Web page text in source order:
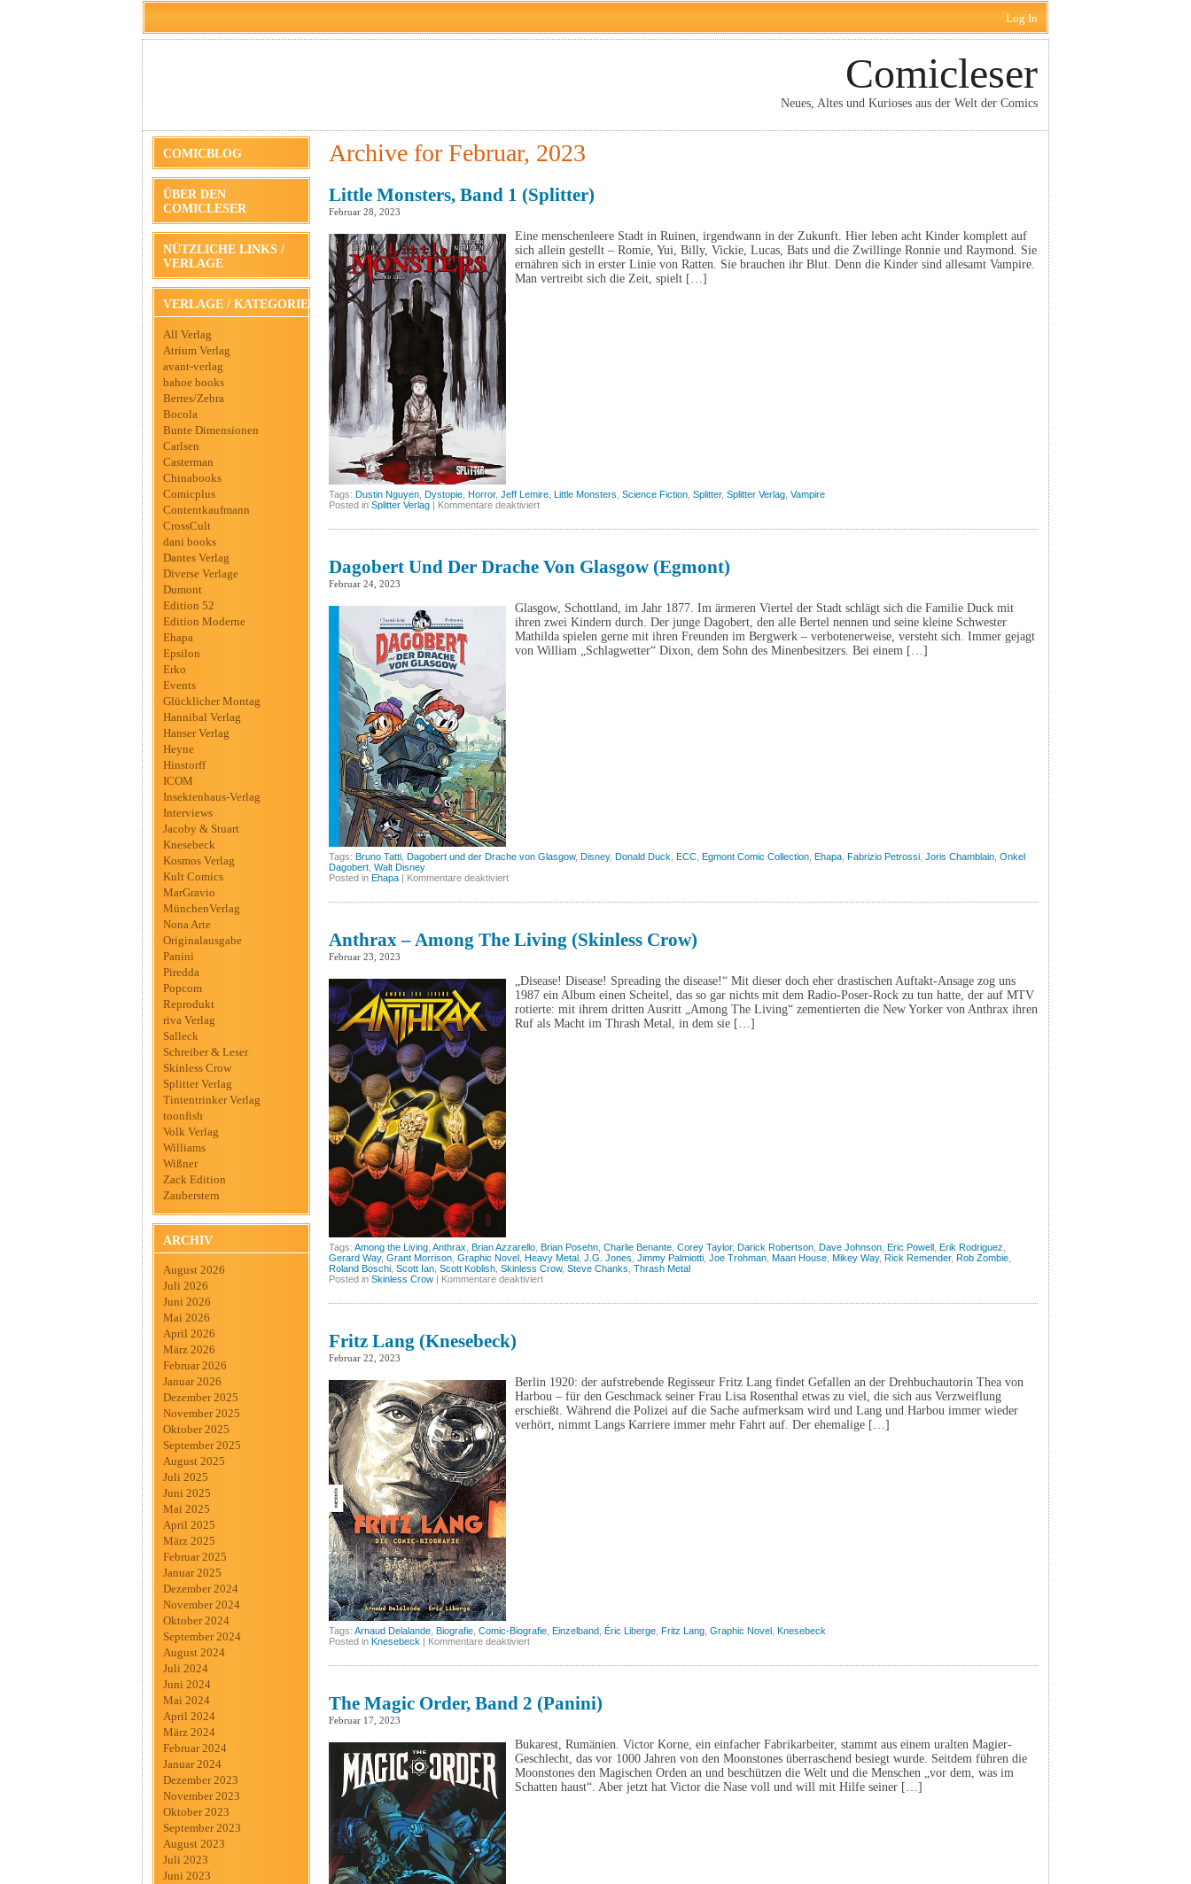
Log In
Comicleser
Neues, Altes und Kurioses aus der Welt der Comics
COMICBLOG
ÜBER DEN
COMICLESER
NÜTZLICHE LINKS /
VERLAGE
VERLAGE / KATEGORIEN
All Verlag
Atrium Verlag
avant-verlag
bahoe books
Berres/Zebra
Bocola
Bunte Dimensionen
Carlsen
Casterman
Chinabooks
Comicplus
Contentkaufmann
CrossCult
dani books
Dantes Verlag
Diverse Verlage
Dumont
Edition 52
Edition Moderne
Ehapa
Epsilon
Erko
Events
Glücklicher Montag
Hannibal Verlag
Hanser Verlag
Heyne
Hinstorff
ICOM
Insektenhaus-Verlag
Interviews
Jacoby & Stuart
Knesebeck
Kosmos Verlag
Kult Comics
MarGravio
MünchenVerlag
Nona Arte
Originalausgabe
Panini
Piredda
Popcom
Reprodukt
riva Verlag
Salleck
Schreiber & Leser
Skinless Crow
Splitter Verlag
Tintentrinker Verlag
toonfish
Volk Verlag
Williams
Wißner
Zack Edition
Zauberstern
ARCHIV
August 2026
Juli 2026
Juni 2026
Mai 2026
April 2026
März 2026
Februar 2026
Januar 2026
Dezember 2025
November 2025
Oktober 2025
September 2025
August 2025
Juli 2025
Juni 2025
Mai 2025
April 2025
März 2025
Februar 2025
Januar 2025
Dezember 2024
November 2024
Oktober 2024
September 2024
August 2024
Juli 2024
Juni 2024
Mai 2024
April 2024
März 2024
Februar 2024
Januar 2024
Dezember 2023
November 2023
Oktober 2023
September 2023
August 2023
Juli 2023
Juni 2023
Archive for Februar, 2023
Little Monsters, Band 1 (Splitter)
Februar 28, 2023
Eine menschenleere Stadt in Ruinen, irgendwann in der Zukunft. Hier leben acht Kinder komplett auf
sich allein gestellt – Romie, Yui, Billy, Vickie, Lucas, Bats und die Zwillinge Ronnie und Raymond. Sie
ernähren sich in erster Linie von Ratten. Sie brauchen ihr Blut. Denn die Kinder sind allesamt Vampire.
Man vertreibt sich die Zeit, spielt […]
Tags: Dustin Nguyen Dystopie Horror, Jeff Lemire Little Monsters Science Fiction Splitter, Splitter Verlag Vampire
Posted in Splitter Verlag | Kommentare deaktiviertfür
Dagobert Und Der Drache Von Glasgow (Egmont)
Februar 24, 2023
Glasgow, Schottland, im Jahr 1877. Im ärmeren Viertel der Stadt schlägt sich die Familie Duck mit
ihren zwei Kindern durch. Der junge Dagobert, den alle Bertel nennen und seine kleine Schwester
Mathilda spielen gerne mit ihren Freunden im Bergwerk – verbotenerweise, versteht sich. Immer gejagt
von William „Schlagwetter“ Dixon, dem Sohn des Minenbesitzers. Bei einem […]
Tags: Bruno Tatti Dagobert und der Drache von Glasgow, Disney, Donald Duck ECC Egmont Comic Collection Ehapa Fabrizio Petrossi Joris Chamblain Onkel
Dagobert Walt Disney
Posted in Ehapa | Kommentare deaktiviertfür
Glasgow
Anthrax – Among The Living (Skinless Crow)
Februar 23, 2023
„Disease! Disease! Spreading the disease!“ Mit dieser doch eher drastischen Auftakt-Ansage zog uns
1987 ein Album einen Scheitel, das so gar nichts mit dem Radio-Poser-Rock zu tun hatte, der auf MTV
rotierte: mit ihrem dritten Ausritt „Among The Living“ zementierten die New Yorker von Anthrax ihren
Ruf als Macht im Thrash Metal, in dem sie […]
Tags: Among the Living Anthrax Brian Azzarello Brian Posehn Charlie Benante Corey Taylor, Darick Robertson Dave Johnson Eric Powell Erik Rodriguez
Gerard Way, Grant Morrison Graphic Novel Heavy Metal J.G. Jones Jimmy Palmiotti Joe Trohman Maan House Mikey Way, Rick Remender, Rob Zombie
Roland Boschi Scott Ian Scott Koblish Skinless Crow, Steve Chanks Thrash Metal
Posted in Skinless Crow | Kommentare deaktiviertfür
Fritz Lang (Knesebeck)
Februar 22, 2023
Berlin 1920: der aufstrebende Regisseur Fritz Lang findet Gefallen an der Drehbuchautorin Thea von
Harbou – für den Geschmack seiner Frau Lisa Rosenthal etwas zu viel, die sich aus Verzweiflung
erschießt. Während die Polizei auf die Sache aufmerksam wird und Lang und Harbou immer wieder
verhört, nimmt Langs Karriere immer mehr Fahrt auf. Der ehemalige […]
Tags: Arnaud Delalande Biografie Comic-Biografie Einzelband Éric Liberge Fritz Lang Graphic Novel Knesebeck
Posted in Knesebeck | Kommentare deaktiviertfür
The Magic Order, Band 2 (Panini)
Februar 17, 2023
Bukarest, Rumänien. Victor Korne, ein einfacher Fabrikarbeiter, stammt aus einem uralten Magier-
Geschlecht, das vor 1000 Jahren von den Moonstones überraschend besiegt wurde. Seitdem führen die
Moonstones den Magischen Orden an und beschützen die Welt und die Menschen „vor dem, was im
Schatten haust“. Aber jetzt hat Victor die Nase voll und will mit Hilfe seiner […]